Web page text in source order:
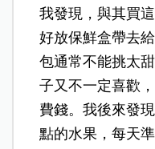
我發現，與其買
好放保鮮盒帶去
包通常不能挑太
子又不一定喜歡
費錢。我後來發
點的水果，每天